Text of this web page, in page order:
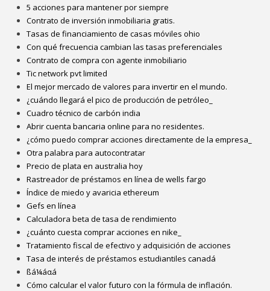
5 acciones para mantener por siempre
Contrato de inversión inmobiliaria gratis.
Tasas de financiamiento de casas móviles ohio
Con qué frecuencia cambian las tasas preferenciales
Contrato de compra con agente inmobiliario
Tic network pvt limited
El mejor mercado de valores para invertir en el mundo.
¿cuándo llegará el pico de producción de petróleo_
Cuadro técnico de carbón india
Abrir cuenta bancaria online para no residentes.
¿cómo puedo comprar acciones directamente de la empresa_
Otra palabra para autocontratar
Precio de plata en australia hoy
Rastreador de préstamos en línea de wells fargo
Índice de miedo y avaricia ethereum
Gefs en línea
Calculadora beta de tasa de rendimiento
¿cuánto cuesta comprar acciones en nike_
Tratamiento fiscal de efectivo y adquisición de acciones
Tasa de interés de préstamos estudiantiles canadá
ßá¼áαá
Cómo calcular el valor futuro con la fórmula de inflación.